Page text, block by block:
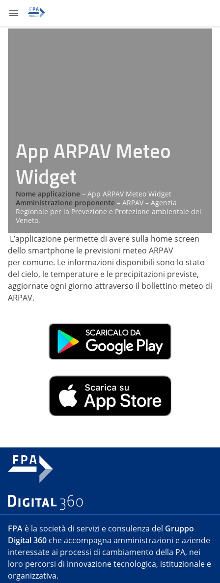
App ARPAV Meteo
Widget
Nome applicazione – App ARPAV Meteo Widget
Amministrazione proponente – ARPAV – Agenzia
Regionale per la Prevezione e Protezione ambientale del
Veneto.
L’applicazione permette di avere sulla home screen
dello smartphone le previsioni meteo ARPAV
per comune. Le informazioni disponibili sono lo stato
del cielo, le temperature e le precipitazioni previste,
aggiornate ogni giorno attraverso il bollettino meteo di
ARPAV.
FPA è la società di servizi e consulenza del Gruppo
Digital 360 che accompagna amministrazioni e aziende
interessate ai processi di cambiamento della PA, nei
loro percorsi di innovazione tecnologica, istituzionale e
organizzativa.